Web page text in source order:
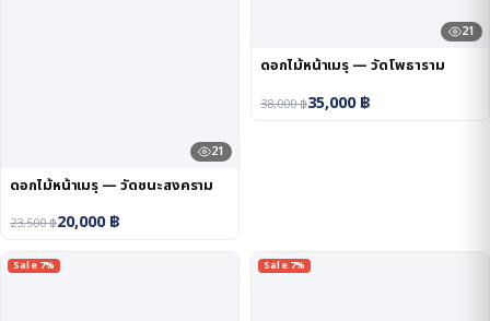
21
ดอกไม้หน้าเมรุ — วัดชนะสงคราม
23,500฿20,000฿
21
ดอกไม้หน้าเมรุ — วัดโพธาราม
38,000฿35,000฿
Sale 7% Sale 7%